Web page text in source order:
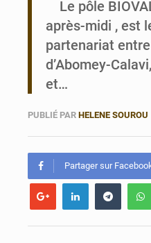
Le pôle
après-midi , est
partenariat
d’Abomey-
et…
PUBLIÉ PAR HELENE SOUROU
Partager sur